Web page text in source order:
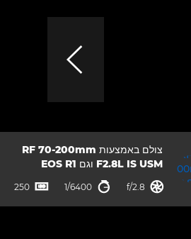
צולם באמצעות RF 70-200mm
F2.8L IS USM וגם EOS R1
צמצם

f/2.8 מהירות תריס

1/6400
ISO

250